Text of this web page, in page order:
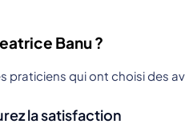
Banu ?
praticiens qui ont choisi des
la satisfaction